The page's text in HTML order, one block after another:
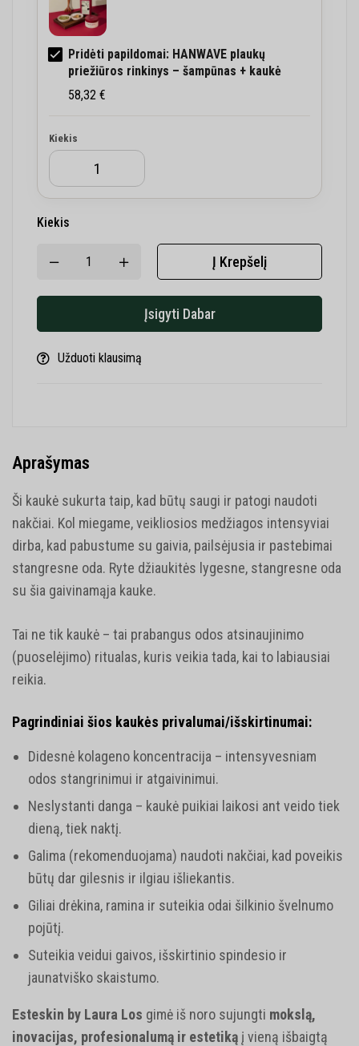
Pridėti papildomai: HANWAVE plaukų
priežiūros rinkinys – šampūnas + kaukė
58,32 €
Kiekis
Kiekis
Į Krepšelį
Įsigyti Dabar
Užduoti klausimą
Aprašymas
Ši kaukė sukurta taip, kad būtų saugi ir patogi naudoti
nakčiai. Kol miegame, veikliosios medžiagos intensyviai
dirba, kad pabustume su gaivia, pailsėjusia ir pastebimai
stangresne oda. Ryte džiaukitės lygesne, stangresne oda
su šia gaivinamąja kauke.
Tai ne tik kaukė – tai prabangus odos atsinaujinimo
(puoselėjimo) ritualas, kuris veikia tada, kai to labiausiai
reikia.
Pagrindiniai šios kaukės privalumai/išskirtinumai:
Didesnė kolageno koncentracija – intensyvesniam
odos stangrinimui ir atgaivinimui.
Neslystanti danga – kaukė puikiai laikosi ant veido tiek
dieną, tiek naktį.
Galima (rekomenduojama) naudoti nakčiai, kad poveikis
būtų dar gilesnis ir ilgiau išliekantis.
Giliai drėkina, ramina ir suteikia odai šilkinio švelnumo
pojūtį.
Suteikia veidui gaivos, išskirtinio spindesio ir
jaunatviško skaistumo.
Esteskin by Laura Los gimė iš noro sujungti mokslą,
inovacijas, profesionalumą ir estetiką į vieną išbaigtą